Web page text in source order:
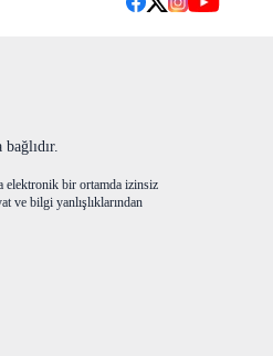
elektronik bir ortamda izinsiz
ve bilgi yanlışlıklarından